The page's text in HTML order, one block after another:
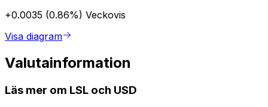
+0.0035 (0.86%) Veckovis
Visa diagram
Valutainformation
Läs mer om LSL och USD